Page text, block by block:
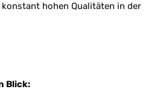
hohen Qualitäten in der
Blick: